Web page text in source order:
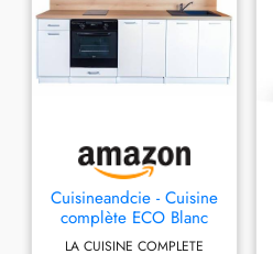
Cuisineandcie - Cuisine
complète ECO Blanc
240 cm
LA CUISINE COMPLETE